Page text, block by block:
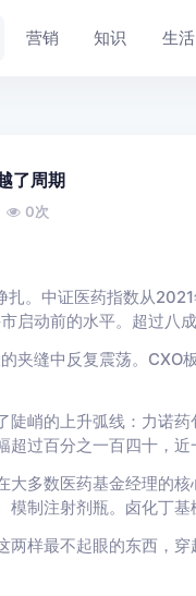
营销 知识 生活
了周期
0次
。中证医药指数从
启动前的水平。超过八成
夹缝中反复震荡。CXO
陡峭的上升弧线：力诺
过百分之一百四十，近
大多数医药基金经理的
制注射剂瓶。卤化丁基
两样最不起眼的东西，